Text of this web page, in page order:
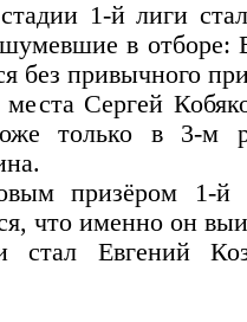
1-й лиги
в
без привычного
Сергей
только в 3-м
призёром 1-
что именно он
стал Евгений